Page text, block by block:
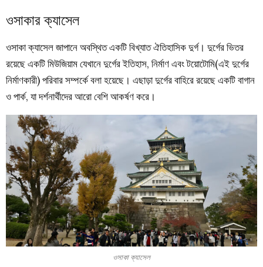
ওসাকার ক্যাসেল
ওসাকা ক্যাসেল জাপানে অবস্থিত একটি বিখ্যাত ঐতিহাসিক দুর্গ। দুর্গের ভিতর
রয়েছে একটি মিউজিয়াম যেখানে দুর্গের ইতিহাস, নির্মাণ এবং টয়োটোমি(এই দুর্গের
নির্মাণকারী) পরিবার সম্পর্কে বলা হয়েছে। এছাড়া দুর্গের বাহিরে রয়েছে একটি বাগান
ও পার্ক, যা দর্শনার্থীদের আরো বেশি আকর্ষণ করে।
ওসাকা ক্যাসেল